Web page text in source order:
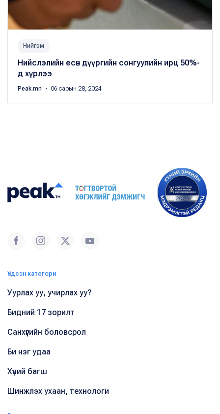
Нийгэм
Нийслэлийн есөн дүүргийн сонгуулийн ирц 50%-
д хүрлээ
Peak.mn ・ 06 сарын 28, 2024
Үндсэн категори
Уурлах уу, учирлах уу?
Бидний 17 зорилт
Санхүүгийн боловсрол
Би нэг удаа
Хүний багш
Шинжлэх ухаан, технологи